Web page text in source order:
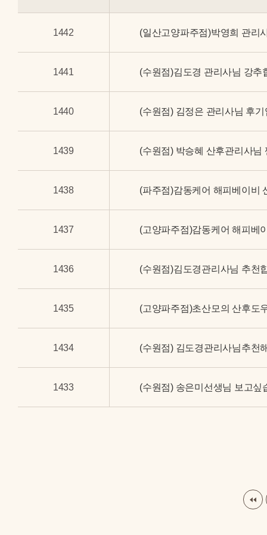
1442 (일산고양파주점)박영희 관리
1441 (수원점)김도경 관리사님 강추
1440 (수원점) 김정은 관리사님 후
1439 (수원점) 박승혜 산후관리사님
1438 (파주점)감동케어 해피베이비
1437 (고양파주점)감동케어 해피베
1436 (수원점)김도경관리사님 추천
1435 (고양파주점)초산모의 산후도
1434 (수원점) 김도경관리사님추천
1433 (수원점) 송은미선생님 보고싶